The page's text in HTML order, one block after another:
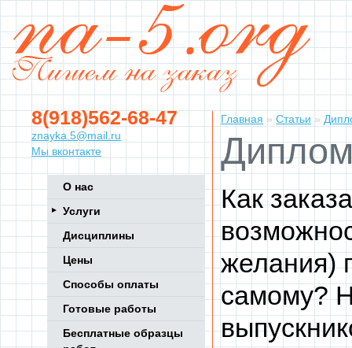
8(918)562-68-47
znayka.5@mail.ru
Мы вконтакте
О нас
Услуги
Дисциплины
Цены
Способы оплаты
Готовые работы
Бесплатные образцы
Главная » Статьи »
Диплом
Как
желания)
самому?